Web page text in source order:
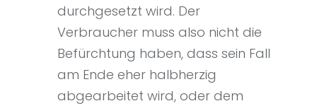
durchgesetzt wird. Der
Verbraucher muss also nicht die
Befürchtung haben, dass sein Fall
am Ende eher halbherzig
abgearbeitet wird, oder dem